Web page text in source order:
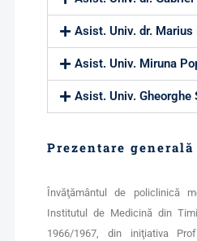
Asist. Univ. dr.
Asist. Univ. Miruna
Asist. Univ.
Prezentare generală
Învăţământul de policlinică
Institutul de Medicină din
1966/1967, din iniţiativa